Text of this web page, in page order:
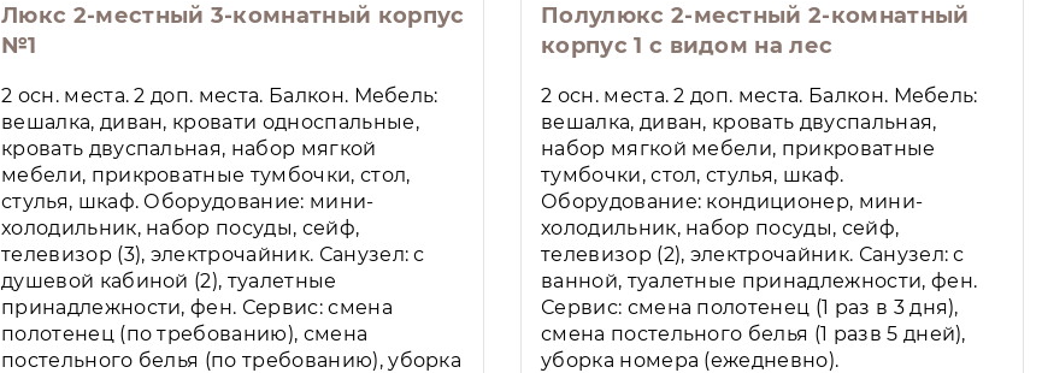
Люкс 2-местный 3-комнатный корпус
№1
2 осн. места. 2 доп. места. Балкон. Мебель:
вешалка, диван, кровати односпальные,
кровать двуспальная, набор мягкой
мебели, прикроватные тумбочки, стол,
стулья, шкаф. Оборудование: мини-
холодильник, набор посуды, сейф,
телевизор (3), электрочайник. Санузел: с
душевой кабиной (2), туалетные
принадлежности, фен. Сервис: смена
полотенец (по требованию), смена
постельного белья (по требованию), уборка
Полулюкс 2-местный 2-комнатный
корпус 1 с видом на лес
2 осн. места. 2 доп. места. Балкон. Мебель:
вешалка, диван, кровать двуспальная,
набор мягкой мебели, прикроватные
тумбочки, стол, стулья, шкаф.
Оборудование: кондиционер, мини-
холодильник, набор посуды, сейф,
телевизор (2), электрочайник. Санузел: с
ванной, туалетные принадлежности, фен.
Сервис: смена полотенец (1 раз в 3 дня),
смена постельного белья (1 разв 5 дней),
уборка номера (ежедневно).